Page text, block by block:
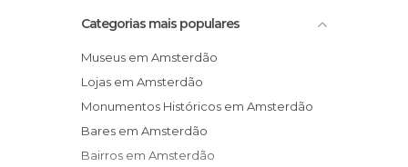
Categorias mais populares
Museus em Amsterdão
Lojas em Amsterdão
Monumentos Históricos em Amsterdão
Bares em Amsterdão
Bairros em Amsterdão